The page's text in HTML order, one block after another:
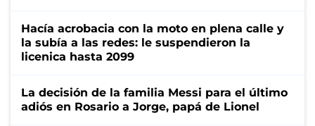
Hacía acrobacia con la moto en plena calle y
la subía a las redes: le suspendieron la
licenica hasta 2099
La decisión de la familia Messi para el último
adiós en Rosario a Jorge, papá de Lionel